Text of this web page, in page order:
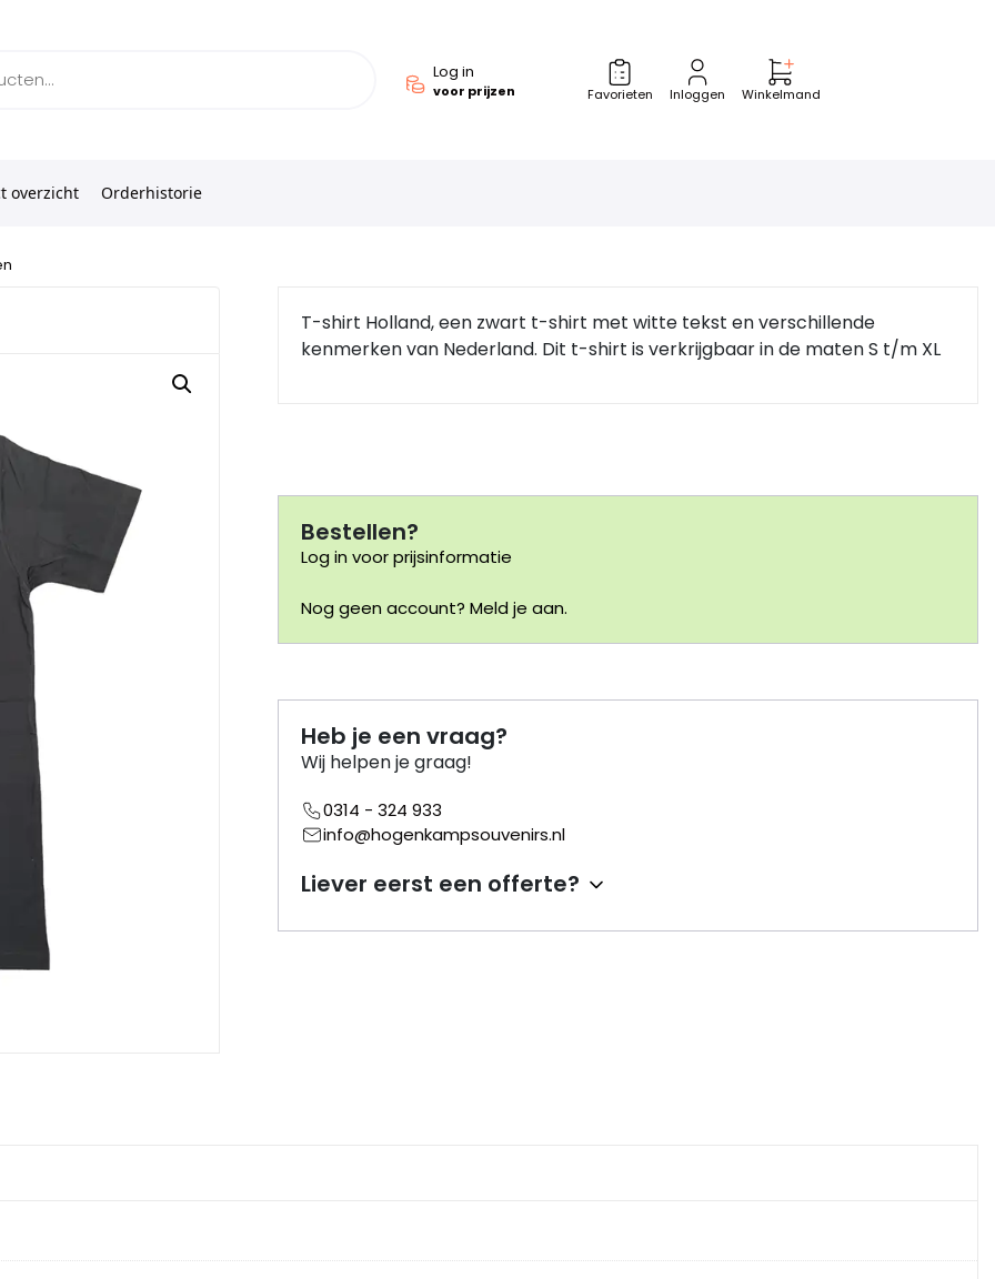
Log in
voor prijzen Favorieten Inloggen Winkelmand
overzicht Orderhistorie
T-shirt Holland, een zwart t-shirt met witte tekst en verschillende
kenmerken van Nederland. Dit t-shirt is verkrijgbaar in de maten S t/m XL
Bestellen?
Log in voor prijsinformatie
Nog geen account? Meld je aan.
Heb je een vraag?
Wij helpen je graag!
0314 - 324 933
info@hogenkampsouvenirs.nl
Liever eerst een offerte?